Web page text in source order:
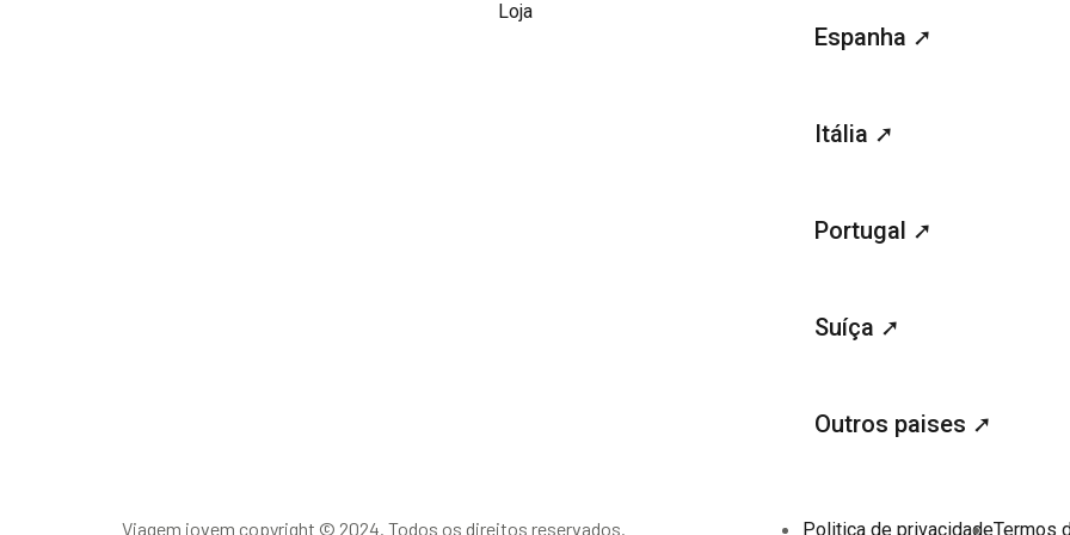
Loja
Espanha ➚
Itália ➚
Portugal ➚
Suíça ➚
Outros paises ➚
Viagem jovem copyright © 2024. Todos os direitos reservados. Politica de privacidadeTermos